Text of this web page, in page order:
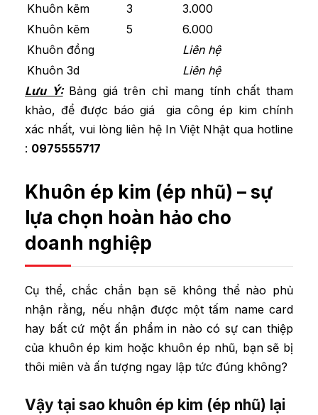
Khuôn kẽm 3
3.000
Khuôn kẽm
5
6.000
Khuôn đồng
Liên hệ
Khuôn 3d
Liên hệ
Lưu Ý:Bảng giá trên chỉ mang tính chất tham
khảo, để được báo giá gia công ép kim chính
xác nhất, vui lòng liên hệ In Việt Nhật qua hotline
: 0975555717
Khuôn ép kim (ép nhũ) – sự
lựa chọn hoàn hảo cho
doanh nghiệp
Cụ thể, chắc chắn bạn sẽ không thể nào phủ
nhận rằng, nếu nhận được một tấm name card
hay bất cứ một ấn phẩm in nào có sự can thiệp
của khuôn ép kim hoặc khuôn ép nhũ, bạn sẽ bị
thôi miên và ấn tượng ngay lập tức đúng không?
Vậy tại sao khuôn ép kim (ép nhũ) lại